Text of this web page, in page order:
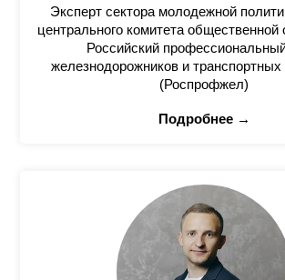
Эксперт сектора молодежной
центрального комитета общественной
Российский
железнодорожников и транспортных
(Роспрофжел)
Подробнее →